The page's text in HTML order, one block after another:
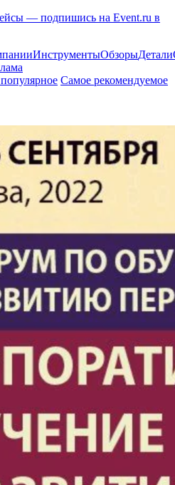
— подпишись на Event.ru в
ИнструментыОбзорыДетали
Самое рекомендуемое